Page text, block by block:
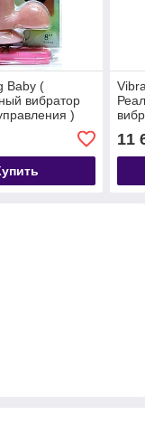
Baby (
вибратор
)
11